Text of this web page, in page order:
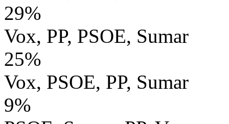
29%
Vox, PP, PSOE, Sumar
25%
Vox, PSOE, PP, Sumar
9%